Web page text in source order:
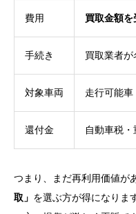
費用 買取金額を
手続き 買取業者
対象車両 走行可能
還付金 自動車税
つまり、まだ再利用価値が
取」 を選ぶ方が得になりま